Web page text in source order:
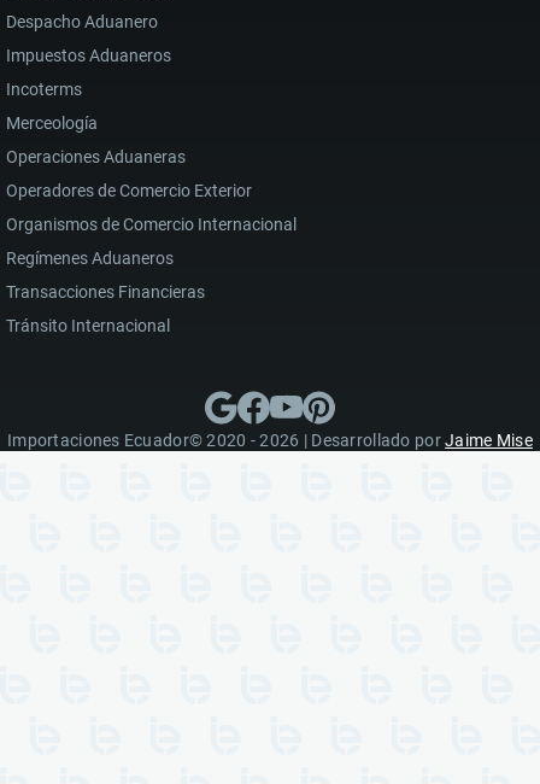
Despacho Aduanero
Impuestos Aduaneros
Incoterms
Merceología
Operaciones Aduaneras
Operadores de Comercio Exterior
Organismos de Comercio Internacional
Regímenes Aduaneros
Transacciones Financieras
Tránsito Internacional
Importaciones Ecuador© 2020 - 2026 | Desarrollado porJaime Mise